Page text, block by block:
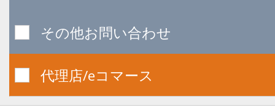
その他お問い合わせ
代理店/eコマース